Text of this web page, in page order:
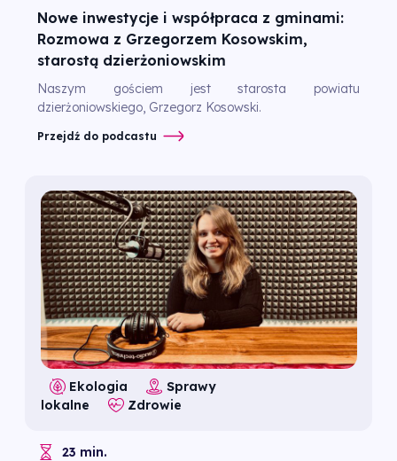
Nowe inwestycje i współpraca z gminami:
Rozmowa z Grzegorzem Kosowskim,
starostą dzierżoniowskim
Naszym gościem jest starosta powiatu
dzierżoniowskiego, Grzegorz Kosowski.
Przejdź do podcastu
Ekologia
Sprawy
lokalne
Zdrowie
23 min.